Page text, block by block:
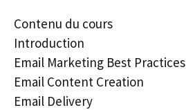
Contenu du cours
Introduction
Email Marketing Best Practices
Email Content Creation
Email Delivery